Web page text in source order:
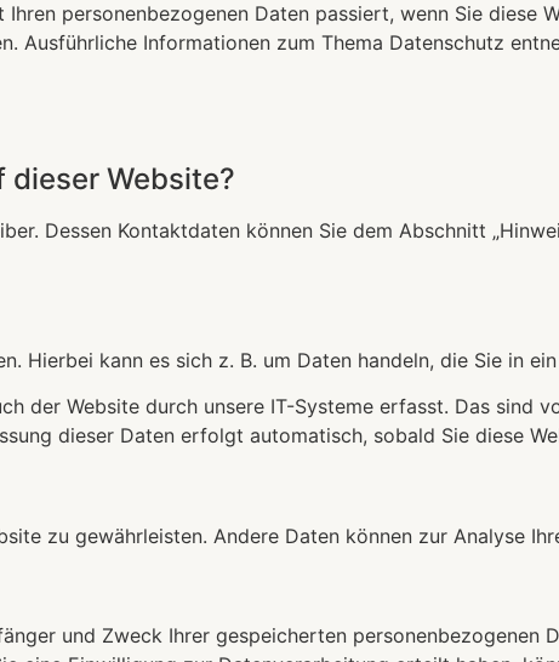
personenbezogenen Daten passiert, wenn Sie diese
Informationen zum Thema Datenschutz
Website?
Dessen Kontaktdaten können Sie dem Abschnitt
Hierbei kann es sich z. B. um Daten handeln, die Sie in
der Website durch unsere IT-Systeme erfasst. Das sind
dieser Daten erfolgt automatisch, sobald Sie diese
zu gewährleisten. Andere Daten können zur Analyse
und Zweck Ihrer gespeicherten personenbezogenen